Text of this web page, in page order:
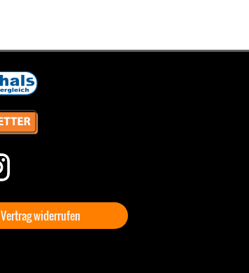
Vertrag widerrufen